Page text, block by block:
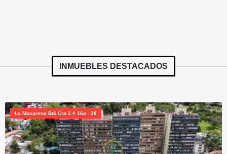
INMUEBLES DESTACADOS
La Macarena Btá Cra 2 # 16a - 38